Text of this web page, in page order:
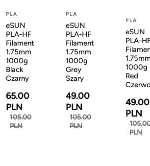
PLA
eSUN
PLA-HF
Filament
1.75mm
1000g
Black
Czarny
65.00
PLN
105.00
PLN
PLA
eSUN
PLA-HF
Filament
1.75mm
1000g
Grey
Szary
49.00
PLN
105.00
PLN
PLA
eSUN
PLA-
1000g
Red
49.00
PLN
PLN